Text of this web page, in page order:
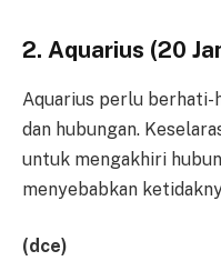
2. Aquarius (20
Aquarius perlu berhati-
dan hubungan.
untuk mengakhiri
menyebabkan
(dce)